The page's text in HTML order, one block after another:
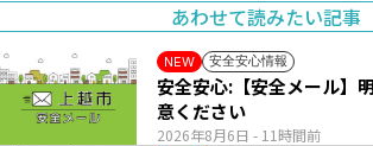
あわせて読みたい記事
NEW 安全安心情報
2026年8月6日 - 11時間前
安全安心:【安全メール】
意ください